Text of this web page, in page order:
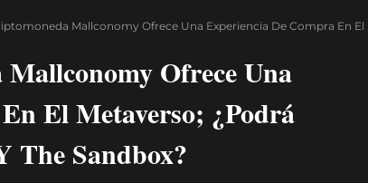
Mallconomy Ofrece Una Experiencia De Compra En
Ofrece Una
El Metaverso; ¿Podrá
The Sandbox?